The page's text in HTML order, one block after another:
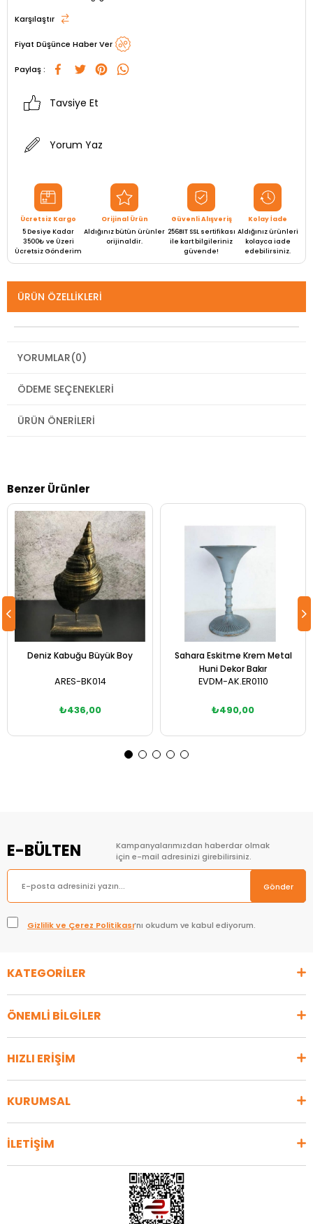
Karşılaştır
Fiyat Düşünce Haber Ver
Paylaş :
Tavsiye Et
Yorum Yaz
Ücretsiz Kargo
5 Desiye Kadar
3500₺ ve Üzeri
Ücretsiz Gönderim
Orijinal Ürün
Aldığınız bütün ürünler
orijinaldir.
Güvenli Alışveriş
256BIT SSL sertifikası
ile kart bilgileriniz
güvende!
Kolay İade
Aldığınız ürünleri
kolayca iade
edebilirsiniz.
ÜRÜN ÖZELLIKLERI
YORUMLAR(0)
ÖDEME SEÇENEKLERI
ÜRÜN ÖNERILERI
Benzer Ürünler
Deniz Kabuğu Büyük Boy
ARES-BK014
₺436,00
Sahara Eskitme Krem Metal
Huni Dekor Bakır
EVDM-AK.ER0110
₺490,00
E-BÜLTEN
Kampanyalarımızdan haberdar olmak
için e-mail adresinizi girebilirsiniz.
Gönder
Gizlilik ve Çerez Politikası’nı okudum ve kabul ediyorum.
KATEGORİLER
ÖNEMLİ BİLGİLER
HIZLI ERİŞİM
KURUMSAL
İLETİŞİM